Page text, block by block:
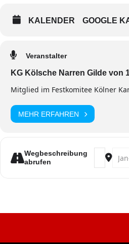
KALENDER GOOGLE
Veranstalter
KG Kölsche Narren Gilde von
Mitglied im Festkomitee Kölner
MEHR ERFAHREN
Wegbeschreibung
abrufen
Address